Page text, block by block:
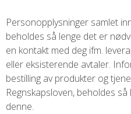
Personopplysninger samlet
beholdes så lenge det er
en kontakt med deg ifm.
eller eksisterende avtaler.
bestilling av produkter og
Regnskapsloven, beholdes
denne.